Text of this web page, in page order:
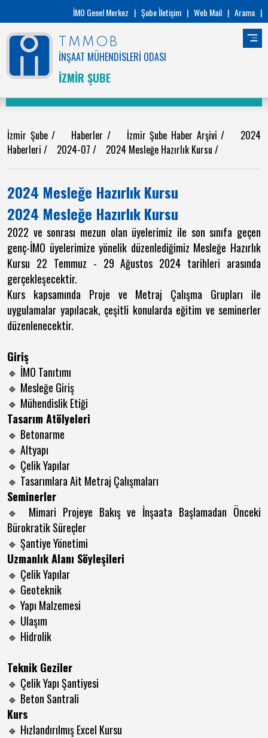
İMO Genel Merkez | Şube İletişim | Web Mail | Arama |
TMMOB
İNŞAAT MÜHENDİSLERİ ODASI
İZMİR ŞUBE
İzmir Şube/ Haberler / İzmir Şube Haber Arşivi/ 2024
Haberleri / 2024-07 / 2024 Mesleğe Hazırlık Kursu /
2024 Mesleğe Hazırlık Kursu
2024 Mesleğe Hazırlık Kursu
2022 ve sonrası mezun olan üyelerimiz ile son sınıfa geçen
genç-İMO üyelerimize yönelik düzenlediğimiz Mesleğe Hazırlık
Kursu 22 Temmuz - 29 Ağustos 2024 tarihleri arasında
gerçekleşecektir.
Kurs kapsamında Proje ve Metraj Çalışma Grupları ile
uygulamalar yapılacak, çeşitli konularda eğitim ve seminerler
düzenlenecektir.
Giriş
🔹 İMO Tanıtımı
🔹 Mesleğe Giriş
🔹 Mühendislik Etiği
Tasarım Atölyeleri
🔹 Betonarme
🔹 Altyapı
🔹 Çelik Yapılar
🔹 Tasarımlara Ait Metraj Çalışmaları
Seminerler
🔹
Mimari Projeye Bakış ve İnşaata Başlamadan Önceki
Bürokratik Süreçler
🔹 Şantiye Yönetimi
Uzmanlık Alanı Söyleşileri
🔹 Çelik Yapılar
🔹 Geoteknik
🔹 Yapı Malzemesi
🔹 Ulaşım
🔹 Hidrolik
Teknik Geziler
🔹 Çelik Yapı Şantiyesi
🔹 Beton Santrali
Kurs
🔹 Hızlandırılmış Excel Kursu